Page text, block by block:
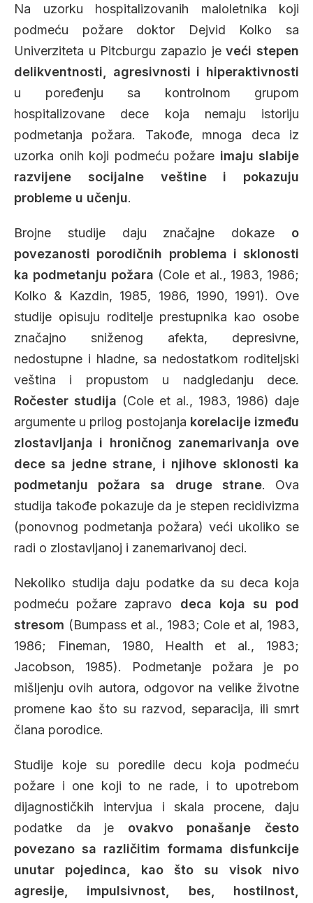
Na uzorku hospitalizovanih maloletnika koji
podmeću požare doktor Dejvid Kolko sa
Univerziteta u Pitcburgu zapazio jeveći stepen
delikventnosti, agresivnosti i hiperaktivnosti
u poređenju sa kontrolnom grupom
hospitalizovane dece koja nemaju istoriju
podmetanja požara. Takođe, mnoga deca iz
uzorka onih koji podmeću požare imaju slabije
razvijene socijalne veštine i pokazuju
probleme u učenju.
Brojne studije daju značajne dokaze o
povezanosti porodičnih problema i sklonosti
ka podmetanju požara (Cole et al., 1983, 1986;
Kolko & Kazdin, 1985, 1986, 1990, 1991). Ove
studije opisuju roditelje prestupnika kao osobe
značajno sniženog afekta, depresivne,
nedostupne i hladne, sa nedostatkom roditeljski
veština i propustom u nadgledanju dece.
Ročester studija (Cole et al., 1983, 1986) daje
argumente u prilog postojanja korelacije između
zlostavljanja i hroničnog zanemarivanja ove
dece sa jedne strane, i njihove sklonosti ka
podmetanju požara sa druge strane. Ova
studija takođe pokazuje da je stepen recidivizma
(ponovnog podmetanja požara) veći ukoliko se
radi o zlostavljanoj i zanemarivanoj deci.
Nekoliko studija daju podatke da su deca koja
podmeću požare zapravo deca koja su pod
stresom (Bumpass et al., 1983; Cole et al, 1983,
1986; Fineman, 1980, Health et al., 1983;
Jacobson, 1985). Podmetanje požara je po
mišljenju ovih autora, odgovor na velike životne
promene kao što su razvod, separacija, ili smrt
člana porodice.
Studije koje su poredile decu koja podmeću
požare i one koji to ne rade, i to upotrebom
dijagnostičkih intervjua i skala procene, daju
podatke da je ovakvo ponašanje često
povezano sa različitim formama disfunkcije
unutar pojedinca, kao što su visok nivo
agresije, impulsivnost, bes, hostilnost,